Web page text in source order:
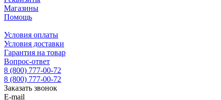
Магазины
Помощь
Условия оплаты
Условия доставки
Гарантия на товар
Вопрос-ответ
8 (800) 777-00-72
8 (800) 777-00-72
Заказать звонок
E-mail